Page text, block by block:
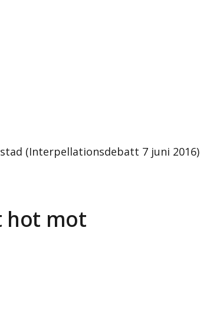
(Interpellationsdebatt 7 juni 2016)
hot mot